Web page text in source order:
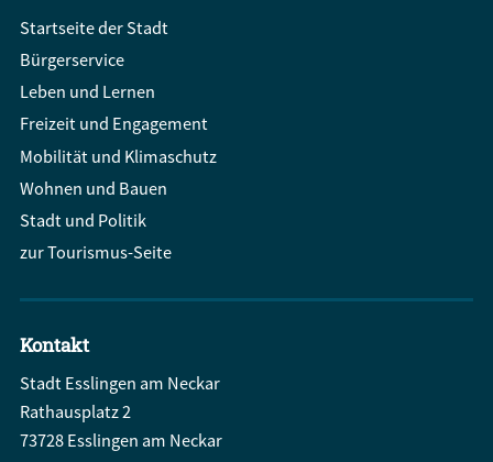
Startseite der Stadt
Bürgerservice
Leben und Lernen
Freizeit und Engagement
Mobilität und Klimaschutz
Wohnen und Bauen
Stadt und Politik
zur Tourismus-Seite
Kontakt
Stadt Esslingen am Neckar
Rathausplatz 2
73728 Esslingen am Neckar